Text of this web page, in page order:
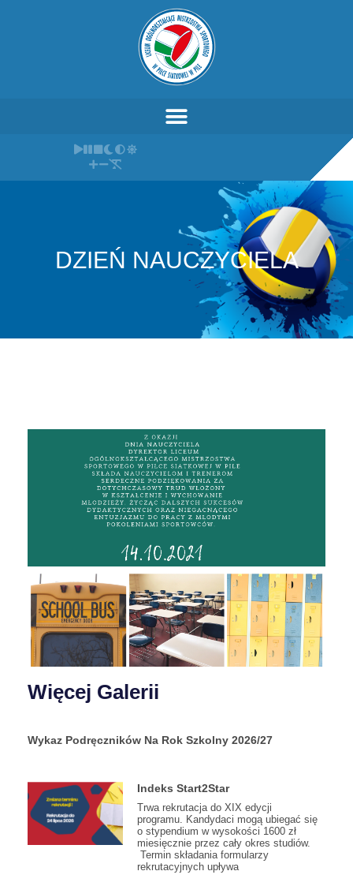
DZIEŃ NAUCZYCIELA
Więcej Galerii
Wykaz Podręczników Na Rok Szkolny 2026/27
Indeks Start2Star
Trwa rekrutacja do XIX edycji
programu. Kandydaci mogą ubiegać się
o stypendium w wysokości 1600 zł
miesięcznie przez cały okres studiów.
Termin składania formularzy
rekrutacyjnych upływa